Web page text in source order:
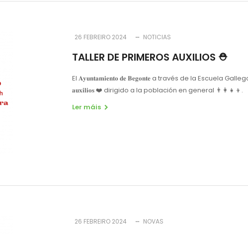
26 FEBREIRO 2024 NOTICIAS
TALLER DE PRIMEROS AUXILIOS ⛑
El 𝐀𝐲𝐮𝐧𝐭𝐚𝐦𝐢𝐞𝐧𝐭𝐨 𝐝𝐞 𝐁𝐞𝐠𝐨𝐧𝐭𝐞 a través de la Escuela
𝐚𝐮𝐱𝐢𝐥𝐢𝐨𝐬 ❤️ dirigido a la población en general 👨‍👩‍👧‍👦.
Ler máis
26 FEBREIRO 2024 NOVAS